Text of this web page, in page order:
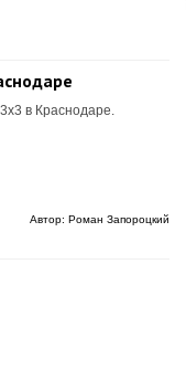
в Краснодаре.
Автор: Роман Запороцкий